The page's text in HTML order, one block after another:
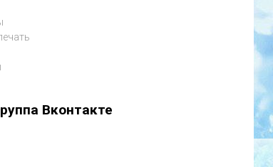
Вконтакте